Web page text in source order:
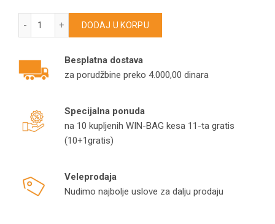
Priključak creva Samsung DJ67-00008A za usisivač količina
DODAJ U KORPU
Besplatna dostava
za porudžbine preko 4.000,00 dinara
Specijalna ponuda
na 10 kupljenih WIN-BAG kesa 11-ta gratis
(10+1gratis)
Veleprodaja
Nudimo najbolje uslove za dalju prodaju